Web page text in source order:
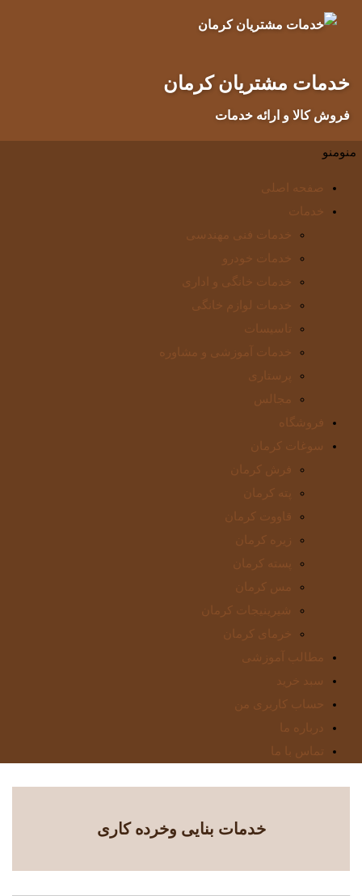
خدمات مشتریان کرمان
فروش کالا و ارائه خدمات
منومنو
صفحه اصلی
خدمات
خدمات فنی مهندسی
خدمات خودرو
خدمات خانگی و اداری
خدمات لوازم خانگی
تاسیسات
خدمات آموزشی و مشاوره
پرستاری
مجالس
فروشگاه
سوغات کرمان
فرش کرمان
پته کرمان
قاووت کرمان
زیره کرمان
پسته کرمان
مس کرمان
شیرینیجات کرمان
خرمای کرمان
مطالب آموزشی
سبد خرید
حساب کاربری من
درباره ما
تماس با ما
خدمات بنایی وخرده کاری